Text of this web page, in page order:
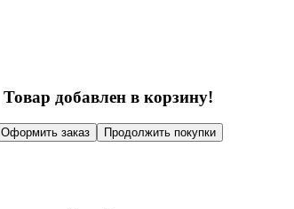
Товар добавлен в корзину!
Оформить заказ Продолжить покупки